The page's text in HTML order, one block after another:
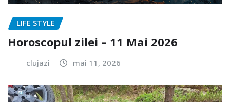
LIFE STYLE
Horoscopul zilei – 11 Mai 2026
clujazi mai 11, 2026